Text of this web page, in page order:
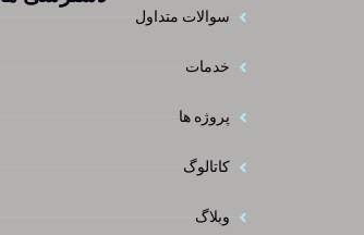
سوالات متداول
خدمات
پروژه ها
کاتالوگ
وبلاگ